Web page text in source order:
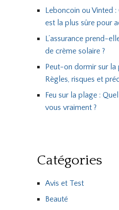
Leboncoin ou Vinted
est la plus sûre pour
L’assurance prend-
de crème solaire ?
Peut-on dormir sur la
Règles, risques et
Feu sur la plage :
vous vraiment ?
Catégories
Avis et Test
Beauté